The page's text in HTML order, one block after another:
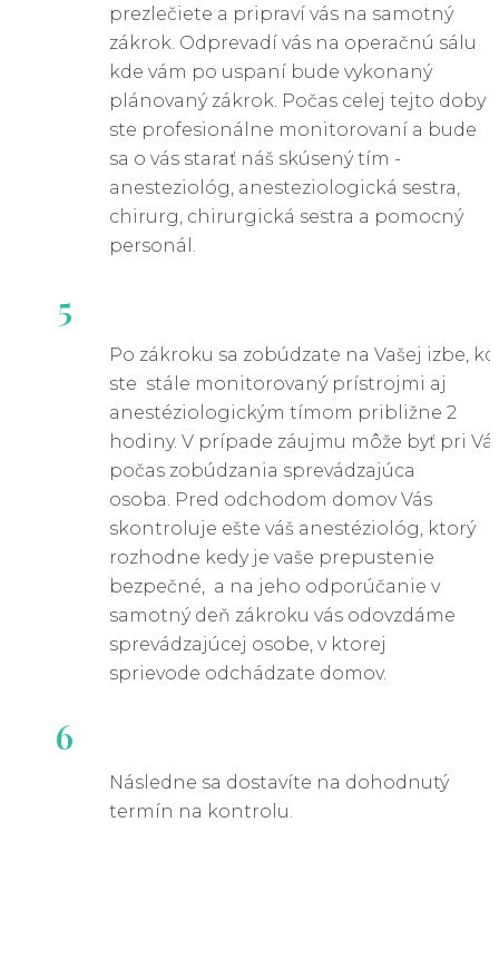
prezlečiete a pripraví vás na samotný
zákrok. Odprevadí vás na operačnú sálu
kde vám po uspaní bude vykonaný
plánovaný zákrok. Počas celej tejto doby
ste profesionálne monitorovaní a bude
sa o vás starať náš skúsený tím -
anesteziológ, anesteziologická sestra,
chirurg, chirurgická sestra a pomocný
personál.
5
Po zákroku sa zobúdzate na Vašej izbe,
ste stále monitorovaný prístrojmi aj
anestéziologickým tímom približne 2
hodiny. V prípade záujmu môže byť pri
počas zobúdzania sprevádzajúca
osoba. Pred odchodom domov Vás
skontroluje ešte váš anestéziológ, ktorý
rozhodne kedy je vaše prepustenie
bezpečné, a na jeho odporúčanie v
samotný deň zákroku vás odovzdáme
sprevádzajúcej osobe, v ktorej
sprievode odchádzate domov.
6
Následne sa dostavíte na dohodnutý
termín na kontrolu.